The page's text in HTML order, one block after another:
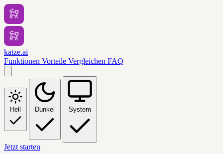
katze.ai
Funktionen Vorteile Vergleichen FAQ
Hell Dunkel System
Jetzt starten